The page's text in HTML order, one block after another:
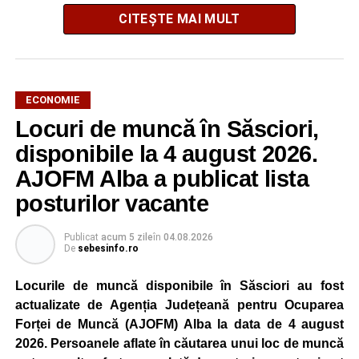
Potrivit unui comunicat al companiei, măsura va fi aplicată
gradual, în funcție de necesitățile sistemului energetic.
Reprezentanții Kronospan precizează că evoluția situației
este monitorizată permanent, iar activitatea va reveni la
capacitate normală imediat ce condițiile vor permite.
Compania dă asigurări că oprirea temporară a unor linii
de producție nu va afecta livrările către clienți.
Kronospan se numără printre cei mai mari consumatori de
energie electrică din România. O parte din necesarul
energetic este acoperită prin producția proprie de energie,
realizată cu ajutorul panourilor fotovoltaice și al unităților
de cogenerare.
CITEȘTE MAI MULT
ECONOMIE
Locuri de muncă în Săsciori,
disponibile la 4 august 2026.
AJOFM Alba a publicat lista
posturilor vacante
Publicat acum 5 zileîn 04.08.2026
De sebesinfo.ro
Locurile de muncă disponibile în Săsciori au fost
actualizate de Agenția Județeană pentru Ocuparea
Forței de Muncă (AJOFM) Alba la data de 4 august
2026. Persoanele aflate în căutarea unui loc de muncă